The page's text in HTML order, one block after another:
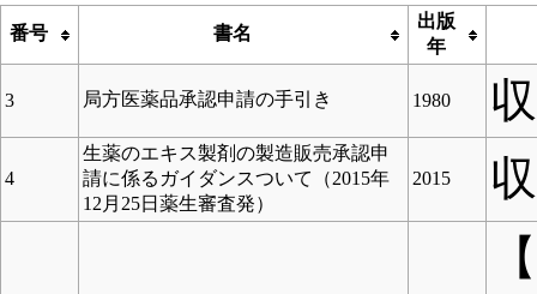
番号 書名
出版
年
3 局方医薬品承認申請の手引き 1980
4
生薬のエキス製剤の製造販売承認申
請に係るガイダンスついて（2015年
12月25日薬生審査発）
2015